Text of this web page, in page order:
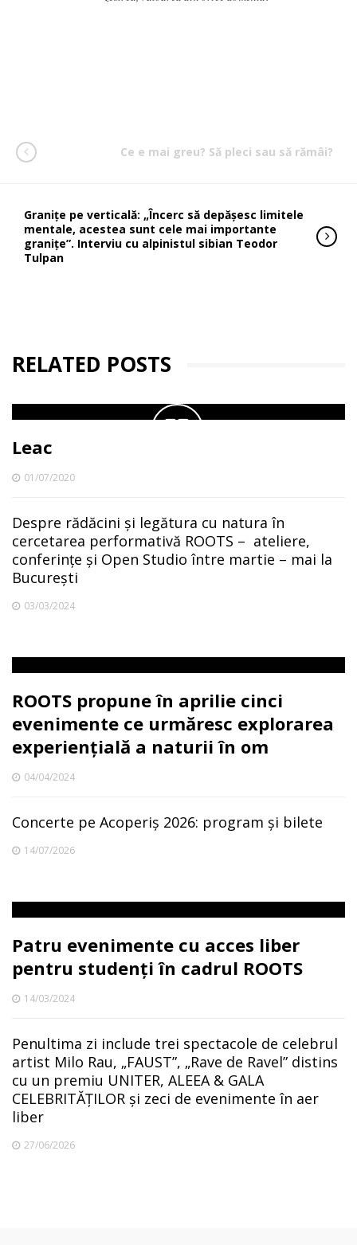
Ce e mai greu? Să pleci sau să rămâi?
Granițe pe verticală: „Încerc să depășesc limitele
mentale, acestea sunt cele mai importante
granițe”. Interviu cu alpinistul sibian Teodor
Tulpan
RELATED POSTS
Leac
01/07/2020
Despre rădăcini și legătura cu natura în
cercetarea performativă ROOTS – ateliere,
conferințe și Open Studio între martie – mai la
București
03/03/2024
ROOTS propune în aprilie cinci
evenimente ce urmăresc explorarea
experiențială a naturii în om
04/04/2024
Concerte pe Acoperiș 2026: program și bilete
14/07/2026
Patru evenimente cu acces liber
pentru studenți în cadrul ROOTS
14/03/2024
Penultima zi include trei spectacole de celebrul
artist Milo Rau, „FAUST”, „Rave de Ravel” distins
cu un premiu UNITER, ALEEA & GALA
CELEBRITĂȚILOR și zeci de evenimente în aer
liber
27/06/2026